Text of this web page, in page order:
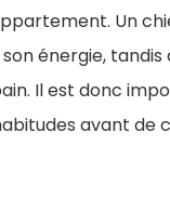
Un
énergie, tandis
Il est donc
avant de